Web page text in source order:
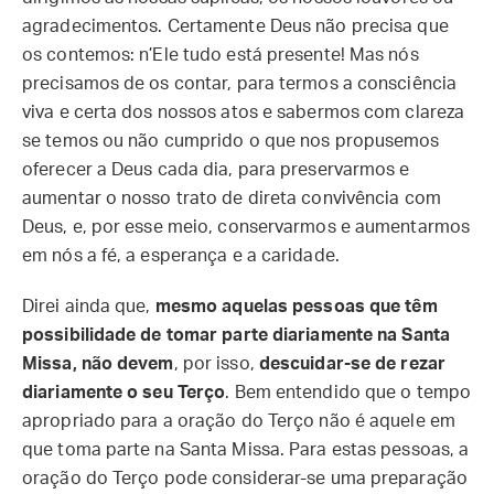
agradecimentos. Certamente Deus não precisa que
os contemos: n’Ele tudo está presente! Mas nós
precisamos de os contar, para termos a consciência
viva e certa dos nossos atos e sabermos com clareza
se temos ou não cumprido o que nos propusemos
oferecer a Deus cada dia, para preservarmos e
aumentar o nosso trato de direta convivência com
Deus, e, por esse meio, conservarmos e aumentarmos
em nós a fé, a esperança e a caridade.
Direi ainda que, mesmo aquelas pessoas que têm
possibilidade de tomar parte diariamente na Santa
Missa, não devem, por isso, descuidar-se de rezar
diariamente o seu Terço. Bem entendido que o tempo
apropriado para a oração do Terço não é aquele em
que toma parte na Santa Missa. Para estas pessoas, a
oração do Terço pode considerar-se uma preparação